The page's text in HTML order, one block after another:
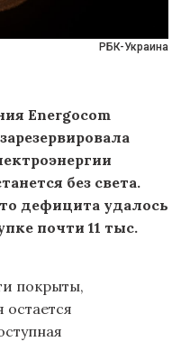
РБК-Украина
Energocom
без света.
дефицита удалось
почти 11 тыс.
покрыты,
остается